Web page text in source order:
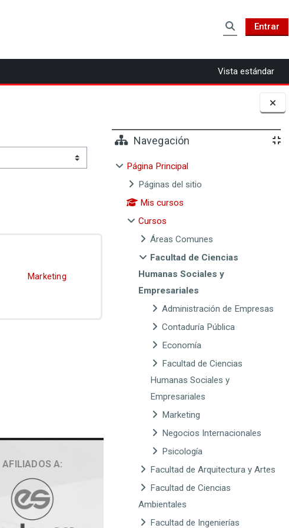
Bloques
Navegación
Página Principal
Páginas del sitio
Mis cursos
Cursos
Áreas Comunes
Facultad de Ciencias
Humanas Sociales y
Empresariales
Administración de Empresas
Contaduría Pública
Economía
Facultad de Ciencias
Humanas Sociales y
Empresariales
Marketing
Negocios Internacionales
Psicología
Facultad de Arquitectura y Artes
Facultad de Ciencias
Ambientales
Facultad de Ingenierías
Entrar
Vista estándar
Marketing
AFILIADOS A: